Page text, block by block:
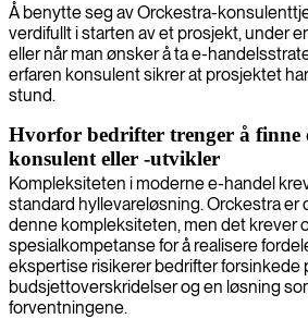
Å benytte seg av Orckestra-
verdifullt i starten av et prosjekt, under
eller når man ønsker å ta e-
erfaren konsulent sikrer at prosjektet
stund.
Hvorfor bedrifter trenger å finne
konsulent eller -utvikler
Kompleksiteten i moderne e-handel
standard hyllevareløsning. Orckestra er
denne kompleksiteten, men det krever
spesialkompetanse for å realisere
ekspertise risikerer bedrifter forsinkede
budsjettoverskridelser og en løsning
forventningene.